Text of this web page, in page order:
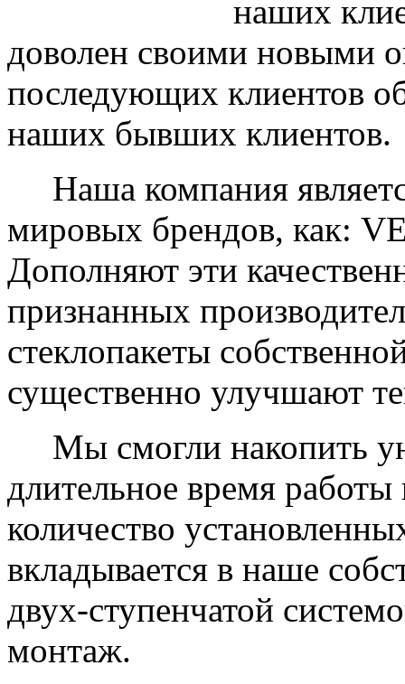
наших
доволен своими новыми
последующих клиентов
наших бывших клиентов.
Наша компания
мировых брендов, как:
Дополняют эти
признанных
стеклопакеты
существенно улучшают
Мы смогли накопить
длительное время
количество
вкладывается в наше
двух-ступенчатой
монтаж.